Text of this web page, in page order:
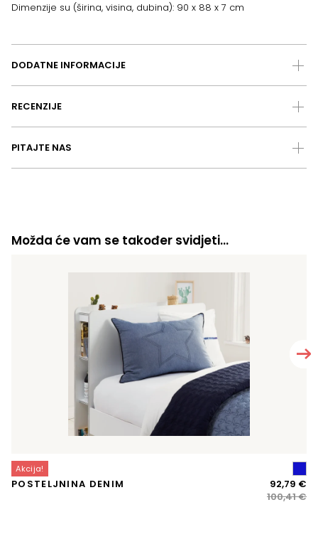
Dimenzije su (širina, visina, dubina): 90 x 88 x 7 cm
DODATNE INFORMACIJE
RECENZIJE
PITAJTE NAS
Možda će vam se također svidjeti…
Akcija!
POSTELJNINA DENIM
100,41€
92,79 €